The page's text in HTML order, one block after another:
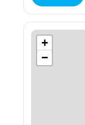
+
−